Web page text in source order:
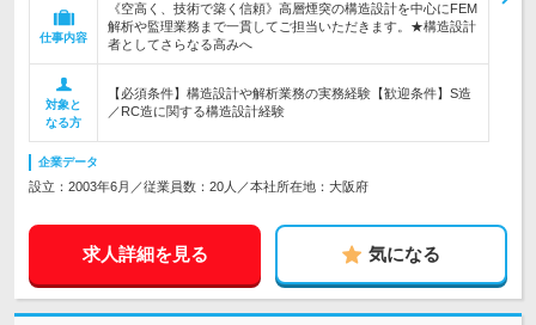
仕事内容
《空高く、技術で築く信頼》高層煙突の構造設計を中心にFEM
解析や監理業務まで一貫してご担当いただきます。★構造設計
者としてさらなる高みへ
対象と
なる方
【必須条件】構造設計や解析業務の実務経験【歓迎条件】S造
／RC造に関する構造設計経験
企業データ
設立：2003年6月／従業員数：20人／本社所在地：大阪府
求人詳細を見る 気になる